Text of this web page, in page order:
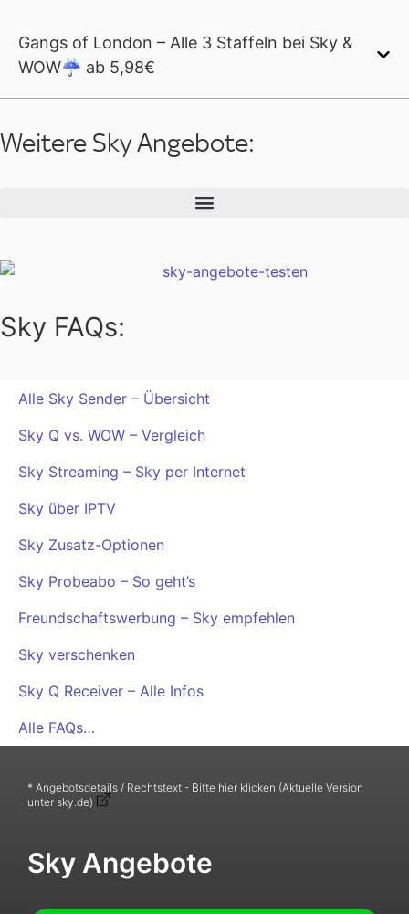
Gangs of London – Alle 3 Staffeln bei Sky &
WOW☔ ab 5,98€
Weitere Sky Angebote:
Sky FAQs:
Alle Sky Sender – Übersicht
Sky Q vs. WOW – Vergleich
Sky Streaming – Sky per Internet
Sky über IPTV
Sky Zusatz-Optionen
Sky Probeabo – So geht’s
Freundschaftswerbung – Sky empfehlen
Sky verschenken
Sky Q Receiver – Alle Infos
Alle FAQs…
* Angebotsdetails / Rechtstext - Bitte hier klicken (Aktuelle Version
unter sky.de)
Sky Angebote